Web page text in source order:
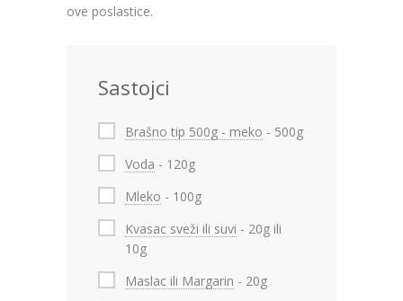
ove poslastice.
Sastojci
Brašno tip 500g - meko - 500g
Voda - 120g
Mleko - 100g
Kvasac sveži ili suvi - 20g ili
10g
Maslac ili Margarin - 20g